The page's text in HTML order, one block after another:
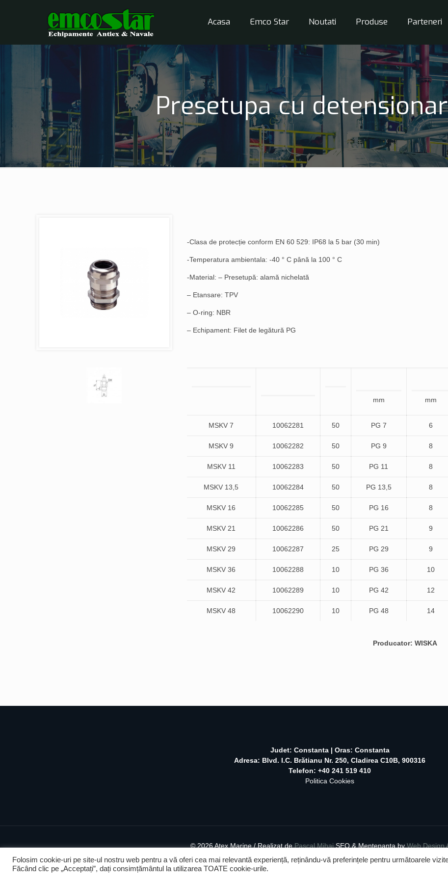
Acasa Emco Star Noutati Produse Parteneri
Presetupa cu
-Clasa de protecție conform EN 60 529: IP68 la 5 bar (30 min)
-Temperatura ambientala: -40 ° C până la 100 ° C
-Material: – Presetupă: alamă nichelată
– Etansare: TPV
– O-ring: NBR
– Echipament: Filet de legătură PG
mm mm
MSKV 7 10062281 50 PG 7 6
MSKV 9 10062282 50 PG 9 8
MSKV 11 10062283 50 PG 11 8
MSKV 13,5 10062284 50 PG 13,5 8
MSKV 16 10062285 50 PG 16 8
MSKV 21 10062286 50 PG 21 9
MSKV 29 10062287 25 PG 29 9
MSKV 36 10062288 10 PG 36 10
MSKV 42 10062289 10 PG 42 12
MSKV 48 10062290 10 PG 48 14
Producator: WISKA
Judet: Constanta | Oras: Constanta
Adresa: Blvd. I.C. Brătianu Nr. 250, Cladirea C10B, 900316
Telefon: +40 241 519 410
Politica Cookies
©2026 Atex Marine / Realizat dePascal MihaiSEO & Mentenanta byWeb Design
Folosim cookie-uri pe site-ul nostru web pentru a vă oferi cea mai relevantă experiență, reținându-vă preferințele pentru următoarele
Făcând clic pe „Acceptați”, dați consimțământul la utilizarea TOATE cookie-urile.